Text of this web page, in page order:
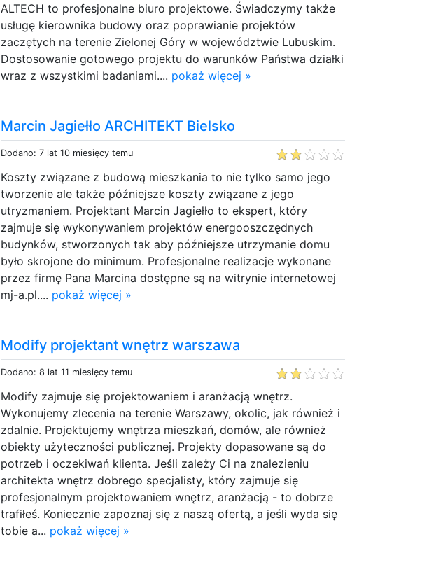
ALTECH to profesjonalne biuro projektowe. Świadczymy także
usługę kierownika budowy oraz poprawianie projektów
zaczętych na terenie Zielonej Góry w województwie Lubuskim.
Dostosowanie gotowego projektu do warunków Państwa działki
wraz z wszystkimi badaniami.... pokaż więcej »
Marcin Jagiełło ARCHITEKT Bielsko
Dodano: 7 lat 10 miesięcy temu
Koszty związane z budową mieszkania to nie tylko samo jego
tworzenie ale także późniejsze koszty związane z jego
utryzmaniem. Projektant Marcin Jagiełło to ekspert, który
zajmuje się wykonywaniem projektów energooszczędnych
budynków, stworzonych tak aby późniejsze utrzymanie domu
było skrojone do minimum. Profesjonalne realizacje wykonane
przez firmę Pana Marcina dostępne są na witrynie internetowej
mj-a.pl.... pokaż więcej »
Modify projektant wnętrz warszawa
Dodano: 8 lat 11 miesięcy temu
Modify zajmuje się projektowaniem i aranżacją wnętrz.
Wykonujemy zlecenia na terenie Warszawy, okolic, jak również i
zdalnie. Projektujemy wnętrza mieszkań, domów, ale również
obiekty użyteczności publicznej. Projekty dopasowane są do
potrzeb i oczekiwań klienta. Jeśli zależy Ci na znalezieniu
architekta wnętrz dobrego specjalisty, który zajmuje się
profesjonalnym projektowaniem wnętrz, aranżacją - to dobrze
trafiłeś. Koniecznie zapoznaj się z naszą ofertą, a jeśli wyda się
tobie a... pokaż więcej »